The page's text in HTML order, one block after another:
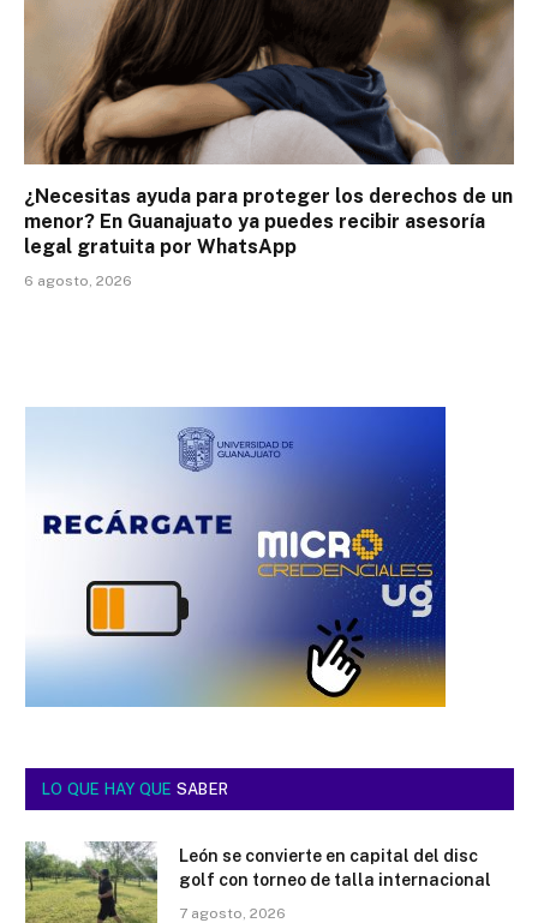
¿Necesitas ayuda para proteger los derechos de un
menor? En Guanajuato ya puedes recibir asesoría
legal gratuita por WhatsApp
6 agosto, 2026
LO QUE HAY QUE SABER
León se convierte en capital del disc
golf con torneo de talla internacional
7 agosto, 2026